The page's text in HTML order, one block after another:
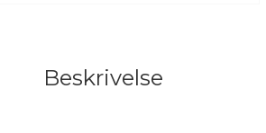
Beskrivelse